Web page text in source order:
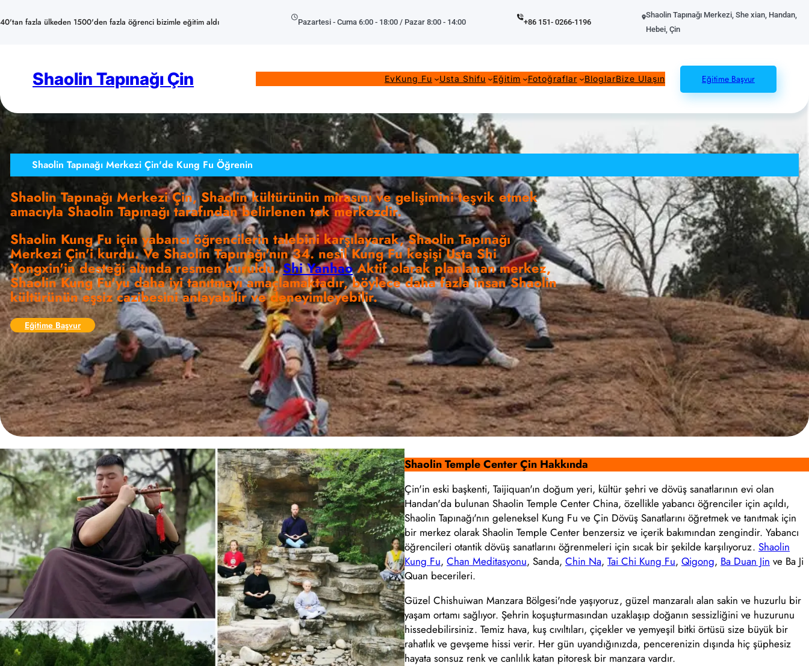
geç
40'tan fazla ülkeden 1500'den fazla öğrenci bizimle eğitim aldı Pazartesi - Cuma 6:00 - 18:00 / Pazar 8:00 - 14:00 +86 151- 0266-1196
Shaolin Tapınağı Merkezi, She xian, Handan,
Hebei, Çin
Shaolin Tapınağı Çin EvKung Fu Usta Shifu Eğitim Fotoğraflar BloglarBize Ulaşın Eğitime Başvur
Shaolin Tapınağı Merkezi Çin'de Kung Fu Öğrenin
Shaolin Tapınağı Merkezi Çin, Shaolin kültürünün mirasını ve gelişimini teşvik etmek
amacıyla Shaolin Tapınağı tarafından belirlenen tek merkezdir.
Shaolin Kung Fu için yabancı öğrencilerin talebini karşılayarak, Shaolin Tapınağı
Merkezi Çin'i kurdu. Ve Shaolin Tapınağı'nın 34. nesil Kung Fu keşişi Usta Shi
Yongxin'in desteği altında resmen kuruldu.Shi YanhaoAktif olarak planlanan merkez,
Shaolin Kung Fu'yu daha iyi tanıtmayı amaçlamaktadır, böylece daha fazla insan Shaolin
kültürünün eşsiz cazibesini anlayabilir ve deneyimleyebilir.
Eğitime Başvur
Shaolin Temple Center Çin Hakkında
Çin'in eski başkenti, Taijiquan'ın doğum yeri, kültür şehri ve dövüş sanatlarının evi olan
Handan'da bulunan Shaolin Temple Center China, özellikle yabancı öğrenciler için açıldı,
Shaolin Tapınağı'nın geleneksel Kung Fu ve Çin Dövüş Sanatlarını öğretmek ve tanıtmak için
bir merkez olarak Shaolin Temple Center benzersiz ve içerik bakımından zengindir. Yabancı
öğrencileri otantik dövüş sanatlarını öğrenmeleri için sıcak bir şekilde karşılıyoruz. Shaolin
Kung Fu, Chan Meditasyonu, Sanda, Chin Na, Tai Chi Kung Fu, Qigong, Ba Duan Jin ve Ba Ji
Quan becerileri.
Güzel Chishuiwan Manzara Bölgesi'nde yaşıyoruz, güzel manzaralı alan sakin ve huzurlu bir
yaşam ortamı sağlıyor. Şehrin koşuşturmasından uzaklaşıp doğanın sessizliğini ve huzurunu
hissedebilirsiniz. Temiz hava, kuş cıvıltıları, çiçekler ve yemyeşil bitki örtüsü size büyük bir
rahatlık ve gevşeme hissi verir. Her gün uyandığınızda, pencerenizin dışında hiç şüphesiz
hayata sonsuz renk ve canlılık katan pitoresk bir manzara vardır.